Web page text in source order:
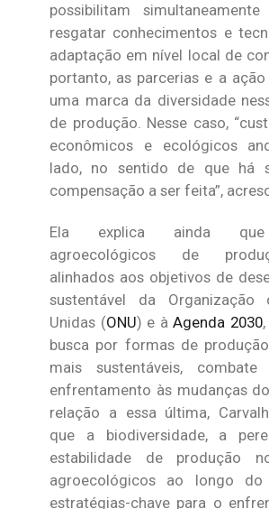
possibilitam
resgatar conhecimentos e
adaptação em nível local de
portanto, as parcerias e a
uma marca da diversidade
de produção. Nesse caso,
econômicos e ecológicos
lado, no sentido de que há
compensação a ser feita”,
Ela explica ainda que
agroecológicos de
alinhados aos objetivos de
sustentável da Organização
Unidas (ONU) e à Agenda 2030
busca por formas de
mais sustentáveis,
enfrentamento às mudanças
relação a essa última,
que a biodiversidade, a
estabilidade de produção
agroecológicos ao longo
estratégias-chave para o